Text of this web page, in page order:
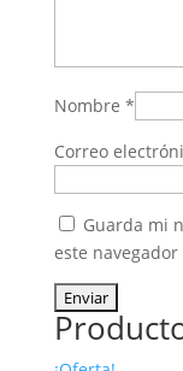
Nombre *
Correo
Guarda mi
este